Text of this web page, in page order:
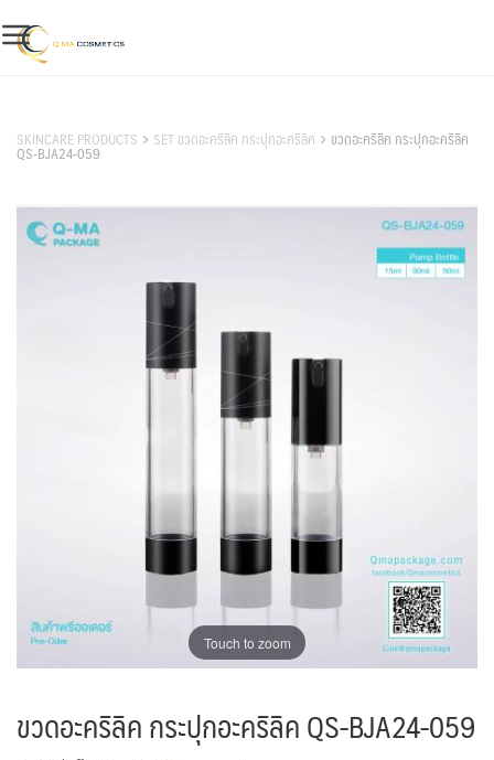
to
content
SKINCARE PRODUCTS SET ขวดอะคริลิค กระปุกอะคริลิค ขวดอะคริลิค กระปุกอะคริลิค
QS-BJA24-059
Touch to zoom
ขวดอะคริลิค กระปุกอะคริลิค QS-BJA24-059